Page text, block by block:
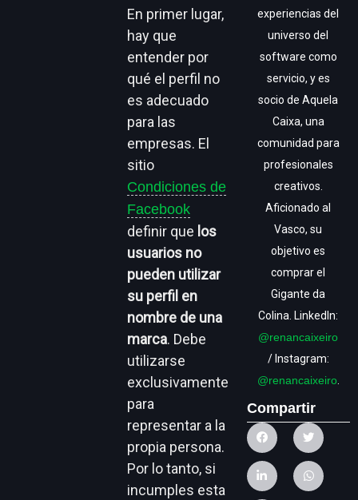
En primer lugar,
hay que
entender por
qué el perfil no
es adecuado
para las
empresas. El
sitio
Condiciones de
Facebook
definir que los
usuarios no
pueden utilizar
su perfil en
nombre de una
marca. Debe
utilizarse
exclusivamente
para
representar a la
propia persona.
Por lo tanto, si
incumples esta
experiencias del
universo del
software como
servicio, y es
socio de Aquela
Caixa, una
comunidad para
profesionales
creativos.
Aficionado al
Vasco, su
objetivo es
comprar el
Gigante da
Colina. LinkedIn:
@renancaixeiro
/ Instagram:
@renancaixeiro.
Compartir